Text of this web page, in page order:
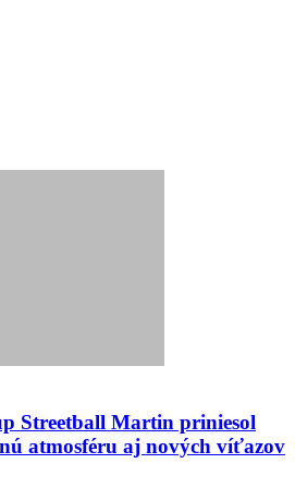
Streetball Martin priniesol
atmosféru aj nových víťazov